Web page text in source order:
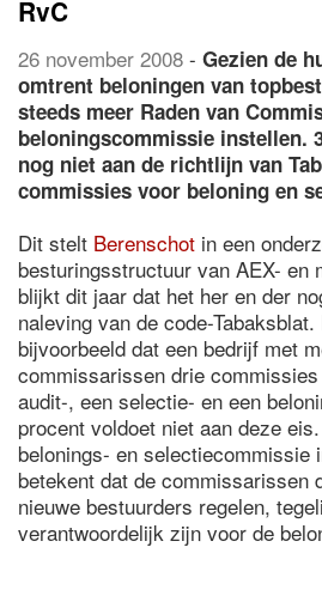
RvC
26 november 2008 - Gezien de
omtrent beloningen van
steeds meer Raden van
beloningscommissie instellen.
nog niet aan de richtlijn van
commissies voor beloning en
Dit stelt Berenschot in een
besturingsstructuur van AEX- en
blijkt dit jaar dat het her en der
naleving van de code-
bijvoorbeeld dat een bedrijf met
commissarissen drie
audit-, een selectie- en een
procent voldoet niet aan deze
belonings- en selectiecommissie
betekent dat de commissarissen
nieuwe bestuurders regelen,
verantwoordelijk zijn voor de